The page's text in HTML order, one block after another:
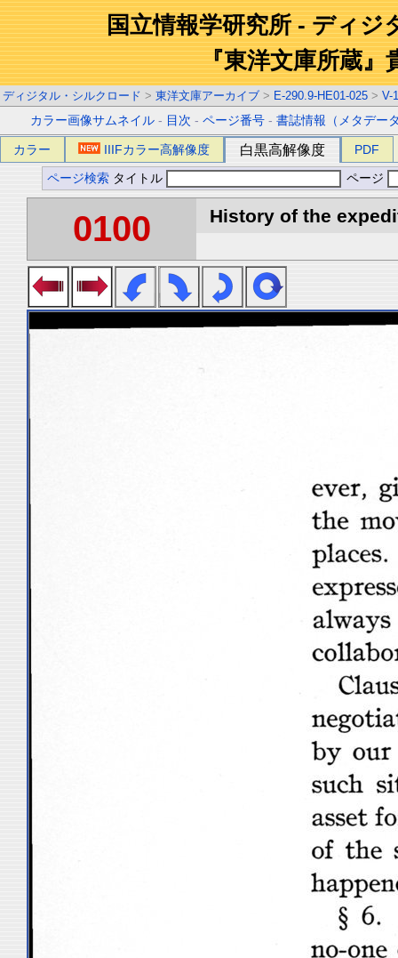
国立情報学研究所 - ディジ
『東洋文庫所蔵』
ディジタル・シルクロード > 東洋文庫アーカイブ > E-290.9-HE01-025 > V-1
カラー画像サムネイル - 目次 -ページ番号 -書誌情報（メタデー
カラー IIIFカラー高解像度 白黒高解像度 PDF
ページ検索 タイトル ページ
0100 History of the